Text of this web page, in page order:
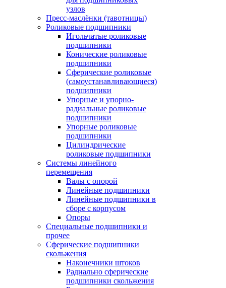
узлов
Пресс-маслёнки (тавотницы)
Роликовые подшипники
Игольчатые роликовые
подшипники
Конические роликовые
подшипники
Сферические роликовые
(самоустанавливающиеся)
подшипники
Упорные и упорно-
радиальные роликовые
подшипники
Упорные роликовые
подшипники
Цилиндрические
роликовые подшипники
Системы линейного
перемещения
Валы с опорой
Линейные подшипники
Линейные подшипники в
сборе с корпусом
Опоры
Специальные подшипники и
прочее
Сферические подшипники
скольжения
Наконечники штоков
Радиально сферические
подшипники скольжения